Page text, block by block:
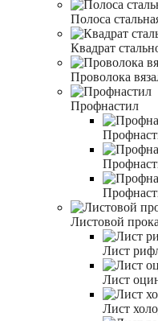
Полоса
Квадрат
Проволока
Профнастил
Листовой
Лист
Лист
Лист